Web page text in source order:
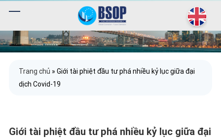
Trang chủ » Giới tài phiệt đầu tư phá nhiều kỷ lục giữa đại
dịch Covid-19
Giới tài phiệt đầu tư phá nhiều kỷ lục giữa đại